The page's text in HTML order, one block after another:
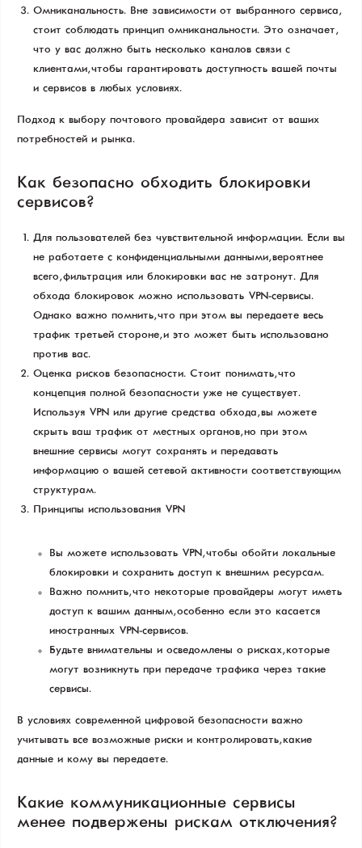
Омниканальность. Вне зависимости от выбранного сервиса,
стоит соблюдать принцип омниканальности. Это означает,
что у вас должно быть несколько каналов связи с
клиентами, чтобы гарантировать доступность вашей почты
и сервисов в любых условиях.
Подход к выбору почтового провайдера зависит от ваших
потребностей и рынка.
Как безопасно обходить блокировки
сервисов?
Для пользователей без чувствительной информации. Если вы
не работаете с конфиденциальными данными, вероятнее
всего, фильтрация или блокировки вас не затронут. Для
обхода блокировок можно использовать VPN-сервисы.
Однако важно помнить, что при этом вы передаете весь
трафик третьей стороне, и это может быть использовано
против вас.
Оценка рисков безопасности. Стоит понимать, что
концепция полной безопасности уже не существует.
Используя VPN или другие средства обхода, вы можете
скрыть ваш трафик от местных органов, но при этом
внешние сервисы могут сохранять и передавать
информацию о вашей сетевой активности соответствующим
структурам.
Принципы использования VPN
Вы можете использовать VPN, чтобы обойти локальные
блокировки и сохранить доступ к внешним ресурсам.
Важно помнить, что некоторые провайдеры могут иметь
доступ к вашим данным, особенно если это касается
иностранных VPN-сервисов.
Будьте внимательны и осведомлены о рисках, которые
могут возникнуть при передаче трафика через такие
сервисы.
В условиях современной цифровой безопасности важно
учитывать все возможные риски и контролировать, какие
данные и кому вы передаете.
Какие коммуникационные сервисы
менее подвержены рискам отключения?